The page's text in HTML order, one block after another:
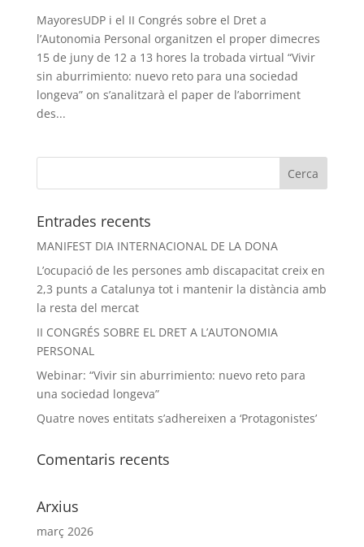
MayoresUDP i el II Congrés sobre el Dret a
l’Autonomia Personal organitzen el proper dimecres
15 de juny de 12 a 13 hores la trobada virtual “Vivir
sin aburrimiento: nuevo reto para una sociedad
longeva” on s’analitzarà el paper de l’aborriment
des...
Entrades recents
MANIFEST DIA INTERNACIONAL DE LA DONA
L’ocupació de les persones amb discapacitat creix en
2,3 punts a Catalunya tot i mantenir la distància amb
la resta del mercat
II CONGRÉS SOBRE EL DRET A L’AUTONOMIA
PERSONAL
Webinar: “Vivir sin aburrimiento: nuevo reto para
una sociedad longeva”
Quatre noves entitats s’adhereixen a ‘Protagonistes’
Comentaris recents
Arxius
març 2026